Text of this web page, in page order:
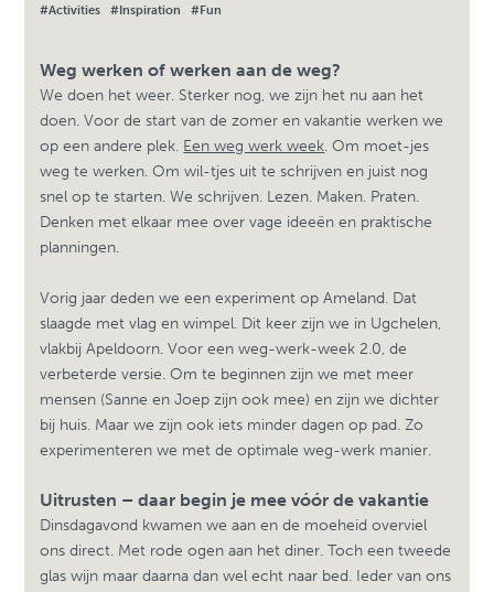
#Activities #Inspiration #Fun
Weg werken of werken aan de weg?
We doen het weer. Sterker nog, we zijn het nu aan het
doen. Voor de start van de zomer en vakantie werken we
op een andere plek. Een weg werk week. Om moet-jes
weg te werken. Om wil-tjes uit te schrijven en juist nog
snel op te starten. We schrijven. Lezen. Maken. Praten.
Denken met elkaar mee over vage ideeën en praktische
planningen.
Vorig jaar deden we een experiment op Ameland. Dat
slaagde met vlag en wimpel. Dit keer zijn we in Ugchelen,
vlakbij Apeldoorn. Voor een weg-werk-week 2.0, de
verbeterde versie. Om te beginnen zijn we met meer
mensen (Sanne en Joep zijn ook mee) en zijn we dichter
bij huis. Maar we zijn ook iets minder dagen op pad. Zo
experimenteren we met de optimale weg-werk manier.
Uitrusten – daar begin je mee vóór de vakantie
Dinsdagavond kwamen we aan en de moeheid overviel
ons direct. Met rode ogen aan het diner. Toch een tweede
glas wijn maar daarna dan wel echt naar bed. Ieder van ons